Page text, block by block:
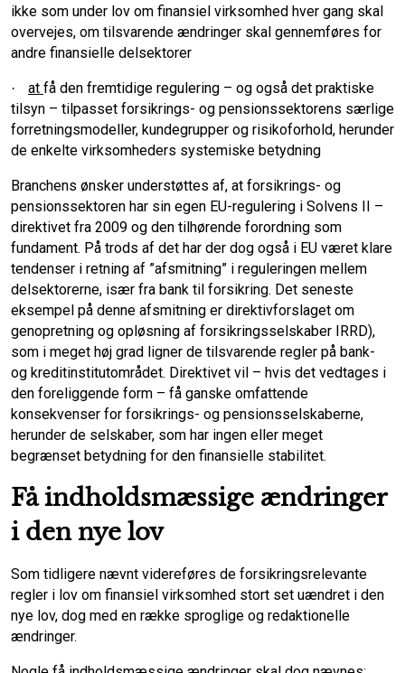
ikke som under lov om finansiel virksomhed hver gang skal
overvejes, om tilsvarende ændringer skal gennemføres for
andre finansielle delsektorer
· at få den fremtidige regulering – og også det praktiske
tilsyn – tilpasset forsikrings- og pensionssektorens særlige
forretningsmodeller, kundegrupper og risikoforhold, herunder
de enkelte virksomheders systemiske betydning
Branchens ønsker understøttes af, at forsikrings- og
pensionssektoren har sin egen EU-regulering i Solvens II –
direktivet fra 2009 og den tilhørende forordning som
fundament. På trods af det har der dog også i EU været klare
tendenser i retning af ”afsmitning” i reguleringen mellem
delsektorerne, især fra bank til forsikring. Det seneste
eksempel på denne afsmitning er direktivforslaget om
genopretning og opløsning af forsikringsselskaber IRRD),
som i meget høj grad ligner de tilsvarende regler på bank-
og kreditinstitutområdet. Direktivet vil – hvis det vedtages i
den foreliggende form – få ganske omfattende
konsekvenser for forsikrings- og pensionsselskaberne,
herunder de selskaber, som har ingen eller meget
begrænset betydning for den finansielle stabilitet.
Få indholdsmæssige ændringer
i den nye lov
Som tidligere nævnt videreføres de forsikringsrelevante
regler i lov om finansiel virksomhed stort set uændret i den
nye lov, dog med en række sproglige og redaktionelle
ændringer.